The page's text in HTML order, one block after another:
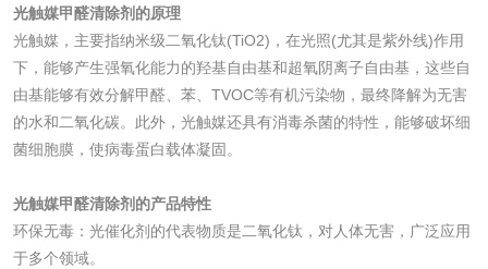
光触媒甲醛清除剂的原理
光触媒，主要指纳米级二氧化钛(TiO2)，在光照(尤其是紫外线)作用
下，能够产生强氧化能力的羟基自由基和超氧阴离子自由基，这些自
由基能够有效分解甲醛、苯、TVOC等有机污染物，最终降解为无害
的水和二氧化碳。此外，光触媒还具有消毒杀菌的特性，能够破坏细
菌细胞膜，使病毒蛋白载体凝固。
光触媒甲醛清除剂的产品特性
环保无毒：光催化剂的代表物质是二氧化钛，对人体无害，广泛应用
于多个领域。
皮肤光变态反应试
日化产品
花露水检测 蚊香液检测